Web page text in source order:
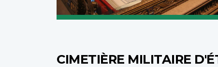
CIMETIÈRE MILITAIRE